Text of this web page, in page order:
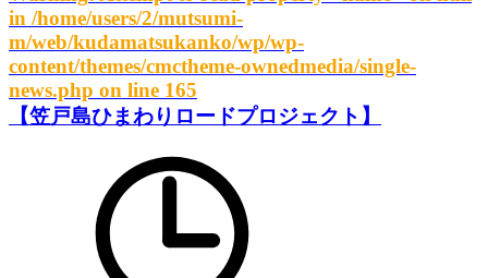
in /home/users/2/mutsumi-
m/web/kudamatsukanko/wp/wp-
content/themes/cmctheme-ownedmedia/single-
news.php on line 165
【笠戸島ひまわりロードプロジェクト】